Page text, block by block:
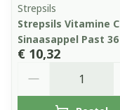
Strepsils
Strepsils Vitamine C
Sinaasappel Past 36
€ 10,32